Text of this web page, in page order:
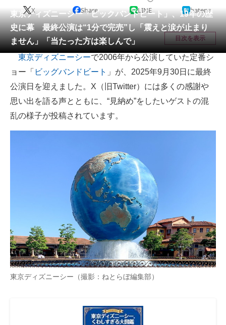
会員記事
メディア
注目記事を集めた総合ページ
ITの今と未来を見通す
スマホと通信の最新トレンド
進化するPCとデバイスの未来
ビジネスと働き方のヒント
AI活用のいまが分かる
企業ITのトレンドを詳説
経営リーダーのコミュニティ
マーケ×ITの今がよく分かる
ITエンジニア向け専門サイト
IT製品の技術・比較・事例
東京ディズニーシー「ビックバンドビート」、19年の歴
史に幕 最終公演は“1分で完売”し「震えと涙が止まり
ません」「当たった方は楽しんで」
X Share LINE hatena
目次を表示
東京ディズニーシーで2006年から公演していた定番シ
ョー「 ビッグバンドビート 」が、2025年9月30日に最終
公演日を迎えました。X（旧Twitter）には多くの感謝や
思い出を語る声とともに、“見納め”をしたいゲストの混
乱の様子が投稿されています。
東京ディズニーシー（撮影：ねとらぼ編集部）